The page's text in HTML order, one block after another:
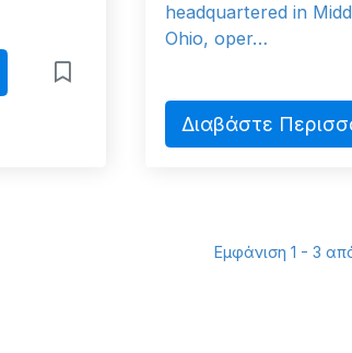
headquartered in
Ohio, oper…
Διαβάστε
Εμφάνιση 1 - 3